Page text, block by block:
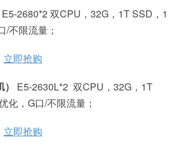
E5-2680*2 双CPU，32G，1T SSD，1
/不限流量；
立即抢购
E5-2630L*2 双CPU，32G，1T
化，G口/不限流量；
立即抢购